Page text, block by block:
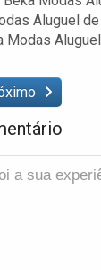
Aluguel
Modas